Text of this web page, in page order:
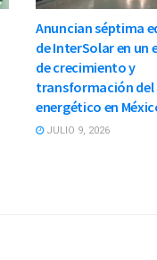
Anuncian séptima
de InterSolar en un
de crecimiento y
transformación del
energético en
JULIO 9, 2026